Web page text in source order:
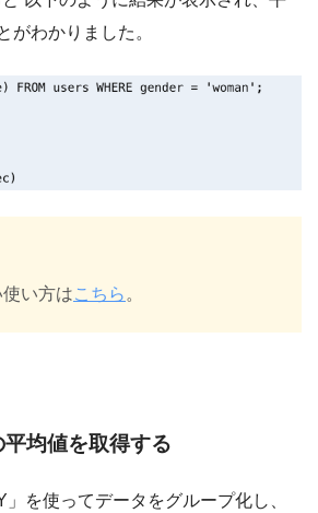
がわかりました。
い方はこちら 。
均値を取得する
を使ってデータをグループ化し、